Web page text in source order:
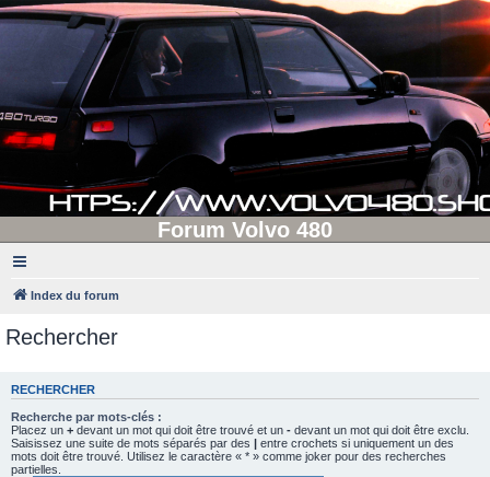
Forum Volvo 480
Index du forum
Rechercher
RECHERCHER
Recherche par mots-clés :
Placez un + devant un mot qui doit être trouvé et un - devant un mot qui doit être exclu.
Saisissez une suite de mots séparés par des | entre crochets si uniquement un des
mots doit être trouvé. Utilisez le caractère « * » comme joker pour des recherches
partielles.